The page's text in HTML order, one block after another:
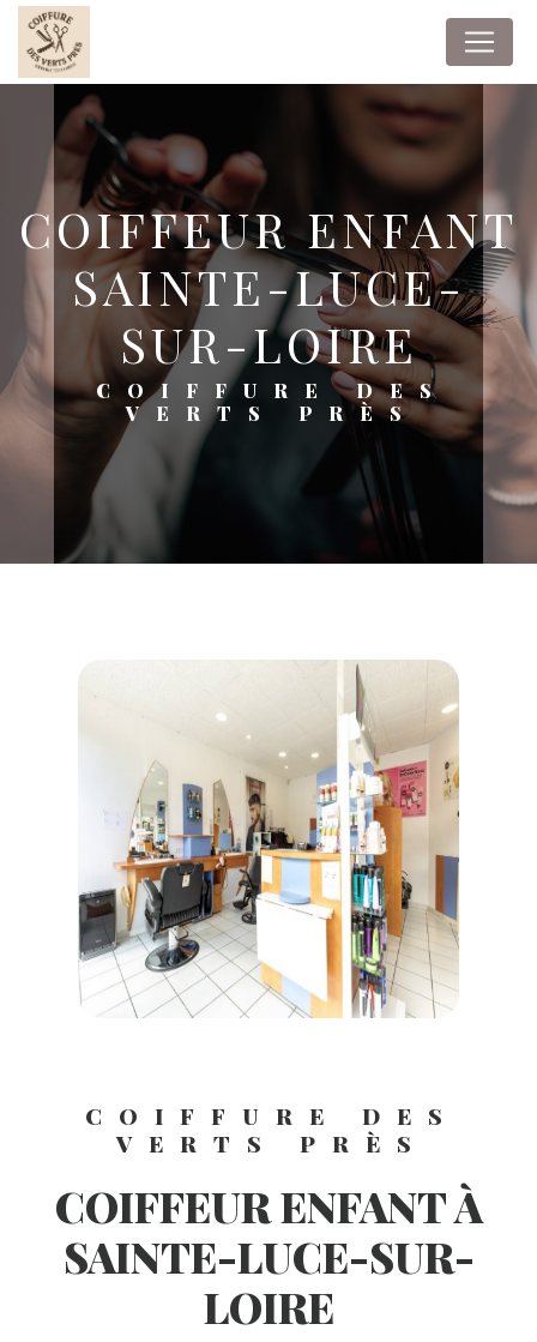
COIFFEUR ENFANT
SAINTE-LUCE-
SUR-LOIRE
COIFFURE DES
VERTS PRÈS
COIFFURE DES
VERTS PRÈS
COIFFEUR ENFANT À
SAINTE-LUCE-SUR-
LOIRE
Panneau de gestion des cookies